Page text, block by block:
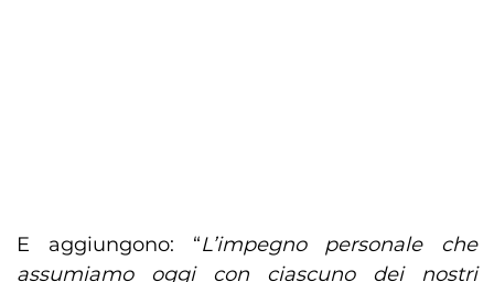
E aggiungono: “L’impegno personale che
assumiamo oggi con ciascuno dei nostri